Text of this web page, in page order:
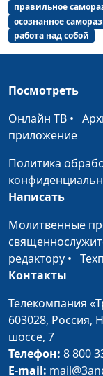
Страхи мужчин
ребенку?
Роль отца в
воспитании
Как вести себя с
трудными
правильное
осознанное
работа над собой
Посмотреть
Онлайн ТВ •
приложение
Политика
Написать
Молитвенные
редактору •
Контакты
Телекомпания
603028, Россия,
шоссе, 7
Телефон: 8 800
E-mail: